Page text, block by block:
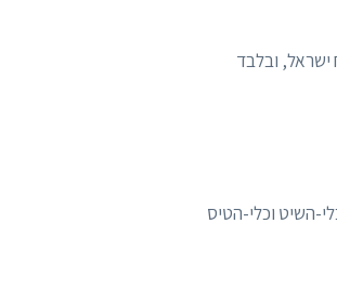
ישראל, ובלבד
השיט וכלי-הטיס